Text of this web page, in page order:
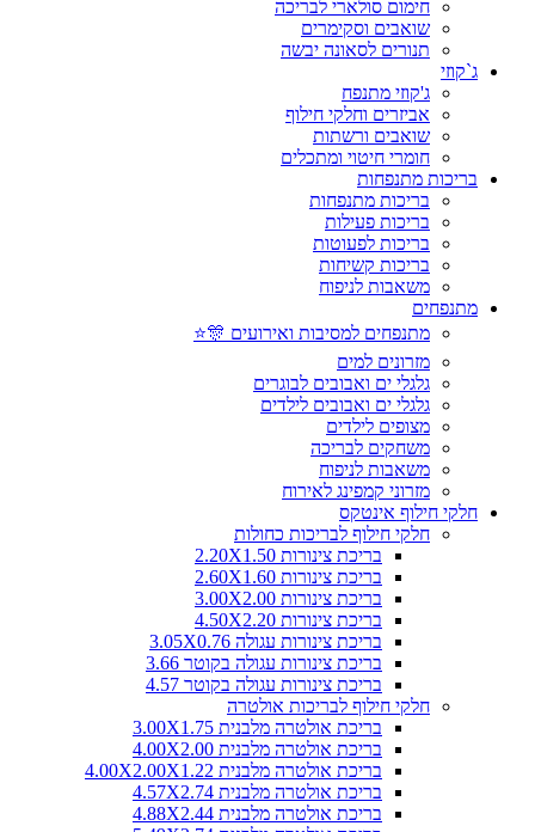
חימום סולארי לבריכה
שואבים וסקימרים
תנורים לסאונה יבשה
ג`קוזי
ג'קוזי מתנפח
אביזרים וחלקי חילוף
שואבים ורשתות
חומרי חיטוי ומתכלים
בריכות מתנפחות
בריכות מתנפחות
בריכות פעילות
בריכות לפעוטות
בריכות קשיחות
משאבות לניפוח
מתנפחים
מתנפחים למסיבות ואירועים 🎊⭐
מזרונים למים
גלגלי ים ואבובים לבוגרים
גלגלי ים ואבובים לילדים
מצופים לילדים
משחקים לבריכה
משאבות לניפוח
מזרוני קמפינג לאירוח
חלקי חילוף אינטקס
חלקי חילוף לבריכות כחולות
בריכת צינורות 2.20X1.50
בריכת צינורות 2.60X1.60
בריכת צינורות 3.00X2.00
בריכת צינורות 4.50X2.20
בריכת צינורות עגולה 3.05X0.76
בריכת צינורות עגולה בקוטר 3.66
בריכת צינורות עגולה בקוטר 4.57
חלקי חילוף לבריכות אולטרה
בריכת אולטרה מלבנית 3.00X1.75
בריכת אולטרה מלבנית 4.00X2.00
בריכת אולטרה מלבנית 4.00X2.00X1.22
בריכת אולטרה מלבנית 4.57X2.74
בריכת אולטרה מלבנית 4.88X2.44